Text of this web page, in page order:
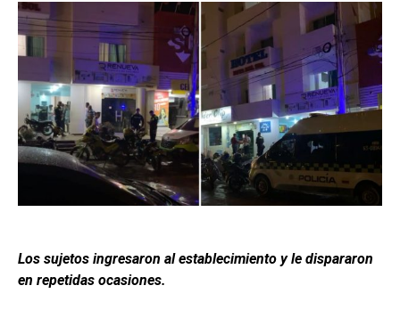
Los sujetos ingresaron al establecimiento y le dispararon
en repetidas ocasiones.